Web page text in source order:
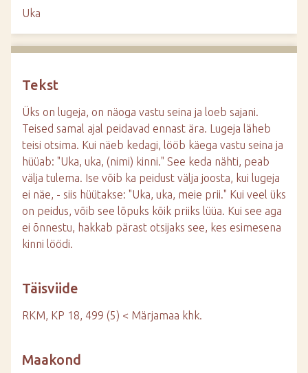
Uka
Tekst
Üks on lugeja, on näoga vastu seina ja loeb sajani.
Teised samal ajal peidavad ennast ära. Lugeja läheb
teisi otsima. Kui näeb kedagi, lööb käega vastu seina ja
hüüab: "Uka, uka, (nimi) kinni." See keda nähti, peab
välja tulema. Ise võib ka peidust välja joosta, kui lugeja
ei näe, - siis hüütakse: "Uka, uka, meie prii." Kui veel üks
on peidus, võib see lõpuks kõik priiks lüüa. Kui see aga
ei õnnestu, hakkab pärast otsijaks see, kes esimesena
kinni löödi.
Täisviide
RKM, KP 18, 499 (5) < Märjamaa khk.
Maakond